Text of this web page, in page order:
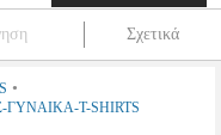
Σχετικά
•
ΓΥΝΑΙΚΑ-T-SHIRTS